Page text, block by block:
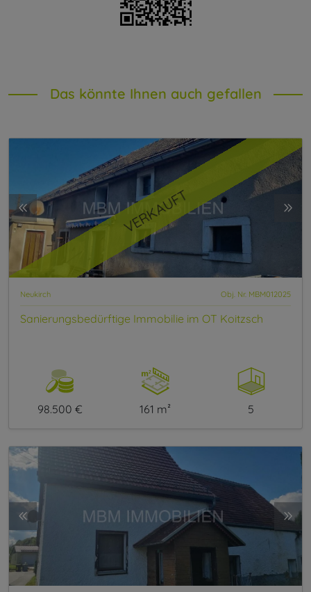
Das könnte Ihnen auch gefallen
VERKAUFT
Neukirch Obj. Nr. MBM012025
Sanierungsbedürftige Immobilie im OT Koitzsch
98.500 € 161 m² 5